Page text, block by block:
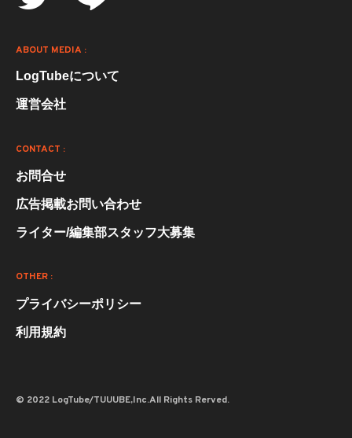
ABOUT MEDIA :
LogTubeについて
運営会社
CONTACT :
お問合せ
広告掲載お問い合わせ
ライター/編集部スタッフ大募集
OTHER :
プライバシーポリシー
利用規約
© 2022 LogTube/TUUUBE,Inc.All Rights Rerved.